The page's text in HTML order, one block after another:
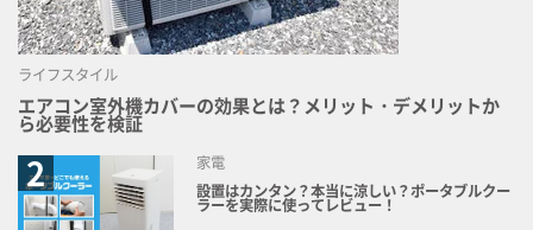
ライフスタイル
エアコン室外機カバーの効果とは？メリット・デメリットか
ら必要性を検証
家電
設置はカンタン？本当に涼しい？ポータブルクー
ラーを実際に使ってレビュー！